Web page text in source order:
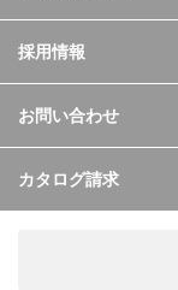
採用情報
お問い合わせ
カタログ請求